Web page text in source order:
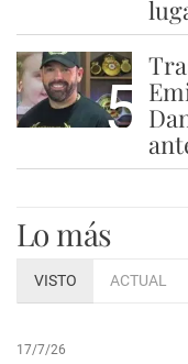
5
Lo más
VISTO ACTUAL
17/7/26